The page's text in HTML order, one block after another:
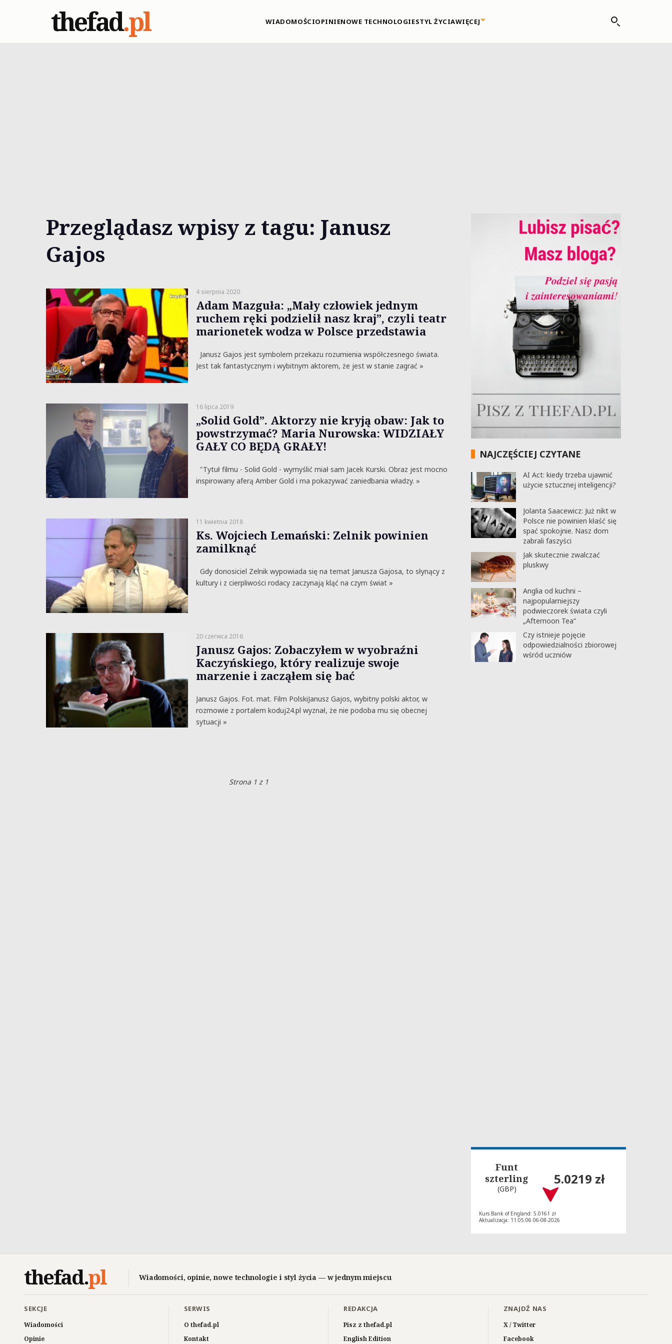
thefad.pl WIADOMOŚCIOPINIENOWE TECHNOLOGIESTYL ŻYCIAWIĘCEJ
Przeglądasz wpisy z tagu: Janusz
Gajos
4 sierpnia 2020
Adam Mazguła: „Mały człowiek jednym
ruchem ręki podzielił nasz kraj”, czyli teatr
marionetek wodza w Polsce przedstawia
Janusz Gajos jest symbolem przekazu rozumienia współczesnego świata.
Jest tak fantastycznym i wybitnym aktorem, że jest w stanie zagrać »
16 lipca 2019
„Solid Gold”. Aktorzy nie kryją obaw: Jak to
powstrzymać? Maria Nurowska: WIDZIAŁY
GAŁY CO BĘDĄ GRAŁY!
"Tytuł filmu - Solid Gold - wymyślić miał sam Jacek Kurski. Obraz jest mocno
inspirowany aferą Amber Gold i ma pokazywać zaniedbania władzy. »
11 kwietnia 2018
Ks. Wojciech Lemański: Zelnik powinien
zamilknąć
Gdy donosiciel Zelnik wypowiada się na temat Janusza Gajosa, to słynący z
kultury i z cierpliwości rodacy zaczynają kląć na czym świat »
20 czerwca 2016
Janusz Gajos: Zobaczyłem w wyobraźni
Kaczyńskiego, który realizuje swoje
marzenie i zacząłem się bać
Janusz Gajos. Fot. mat. Film PolskiJanusz Gajos, wybitny polski aktor, w
rozmowie z portalem koduj24.pl wyznał, że nie podoba mu się obecnej
sytuacji »
Strona 1 z 1
NAJCZĘŚCIEJ CZYTANE
AI Act: kiedy trzeba ujawnić
użycie sztucznej inteligencji?
Jolanta Saacewicz: Już nikt w
Polsce nie powinien kłaść się
spać spokojnie. Nasz dom
zabrali faszyści
Jak skutecznie zwalczać
pluskwy
Anglia od kuchni –
najpopularniejszy
podwieczorek świata czyli
„Afternoon Tea”
Czy istnieje pojęcie
odpowiedzialności zbiorowej
wśród uczniów
Funt
szterling
(GBP)
5.0219 zł
Kurs Bank of England: 5.0161 zł
Aktualizacja: 11:05:06 06-08-2026
thefad.pl Wiadomości, opinie, nowe technologie i styl życia — w jednym miejscu
SEKCJE
Wiadomości
Opinie
SERWIS
O thefad.pl
Kontakt
REDAKCJA
Pisz z thefad.pl
English Edition
ZNAJDŹ NAS
X / Twitter
Facebook